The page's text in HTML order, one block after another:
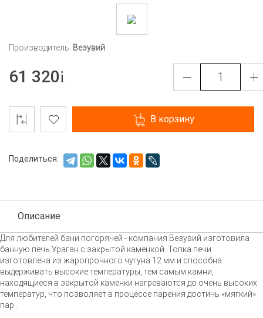
Производитель: Везувий
61 320
В корзину
Поделиться:
Описание
Для любителей бани погорячей - компания Везувий изготовила
банную печь Ураган с закрытой каменкой. Топка печи
изготовлена из жаропрочного чугуна 12 мм и способна
выдерживать высокие температуры, тем самым камни,
находящиеся в закрытой каменки нагреваются до очень высоких
температур, что позволяет в процессе парения достичь «мягкий»
пар .